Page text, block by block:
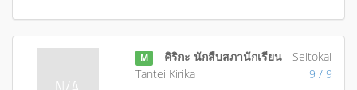
M คิริกะ นักสืบสภานักเรียน - Seitokai
Tantei Kirika
9 / 9